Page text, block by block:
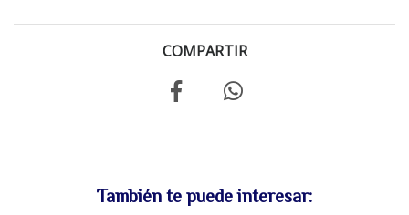
COMPARTIR
También te puede interesar: